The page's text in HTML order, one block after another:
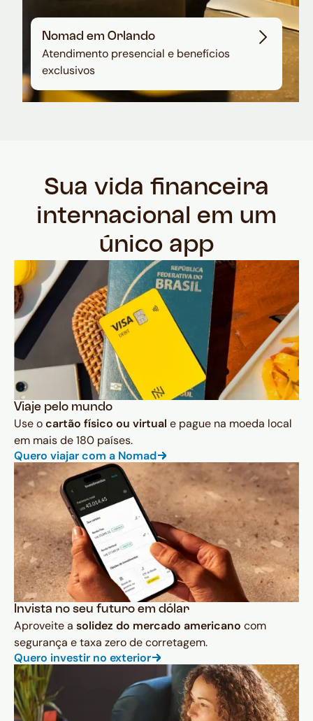
Nomad em Orlando
Atendimento presencial e benefícios
exclusivos
Sua vida financeira
internacional em um
único app
Viaje pelo mundo
Use ocartão físico ou virtual e pague na moeda local
em mais de 180 países.
Quero viajar com a Nomad
Invista no seu futuro em dólar
Aproveite a solidez do mercado americano com
segurança e taxa zero de corretagem.
Quero investir no exterior